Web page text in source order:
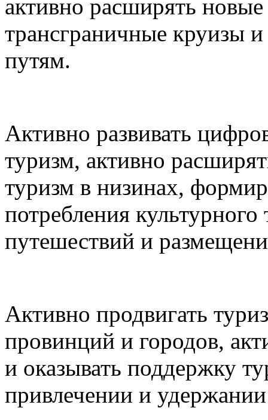
активно расширять
трансграничные круизы
путям.
Активно развивать
туризм, активно
туризм в низинах,
потребления
путешествий и
Активно продвигать
провинций и городов,
и оказывать поддержку
привлечении и